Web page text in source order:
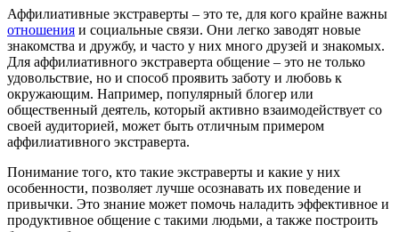
Аффилиативные экстраверты – это те, для кого крайне важны
отношения и социальные связи. Они легко заводят новые
знакомства и дружбу, и часто у них много друзей и знакомых.
Для аффилиативного экстраверта общение – это не только
удовольствие, но и способ проявить заботу и любовь к
окружающим. Например, популярный блогер или
общественный деятель, который активно взаимодействует со
своей аудиторией, может быть отличным примером
аффилиативного экстраверта.
Понимание того, кто такие экстраверты и какие у них
особенности, позволяет лучше осознавать их поведение и
привычки. Это знание может помочь наладить эффективное и
продуктивное общение с такими людьми, а также построить